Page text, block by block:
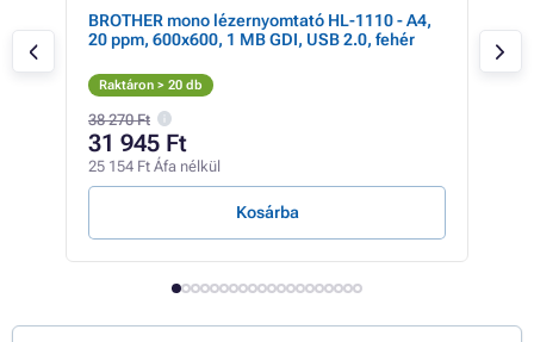
BROTHER mono lézernyomtató HL-1110 - A4,
20 ppm, 600x600, 1 MB GDI, USB 2.0, fehér
Raktáron > 20 db
38 270 Ft
31 945 Ft
25 154 Ft Áfa nélkül
Kosárba